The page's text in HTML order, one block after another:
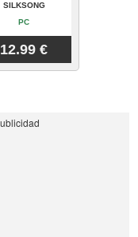
SILKSONG
PC
12.99 €